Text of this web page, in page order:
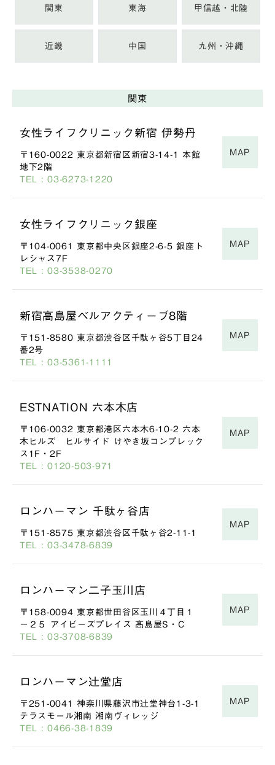
関東 東海 甲信越・北陸
近畿 中国 九州・沖縄
関東
女性ライフクリニック新宿 伊勢丹
〒160-0022 東京都新宿区新宿3-14-1 本館
地下2階
TEL : 03-6273-1220
MAP
女性ライフクリニック銀座
〒104-0061 東京都中央区銀座2-6-5 銀座ト
レシャス7F
TEL : 03-3538-0270
MAP
新宿高島屋ベルアクティーブ8階
〒151-8580 東京都渋谷区千駄ヶ谷5丁目24
番2号
TEL : 03-5361-1111
MAP
ESTNATION 六本木店
〒106-0032 東京都港区六本木6-10-2 六本
木ヒルズ ヒルサイド けやき坂コンプレック
ス1F・2F
TEL : 0120-503-971
MAP
ロンハーマン 千駄ヶ谷店
〒151-8575 東京都渋谷区千駄ヶ谷2-11-1
TEL : 03-3478-6839
MAP
ロンハーマン二子玉川店
〒158-0094 東京都世田谷区玉川４丁目１
−２５ アイビーズプレイス 髙島屋S・C
TEL : 03-3708-6839
MAP
ロンハーマン辻堂店
〒251-0041 神奈川県藤沢市辻堂神台1-3-1
テラスモール湘南 湘南ヴィレッジ
TEL : 0466-38-1839
MAP